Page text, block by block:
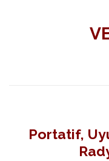
Portatif,